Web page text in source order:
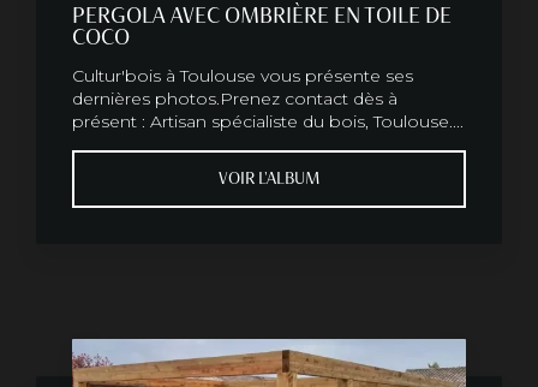
PERGOLA AVEC OMBRIÈRE EN TOILE DE
COCO
Cultur'bois à Toulouse vous présente ses
dernières photos.Prenez contact dès à
présent : Artisan spécialiste du bois, Toulouse....
VOIR L'ALBUM